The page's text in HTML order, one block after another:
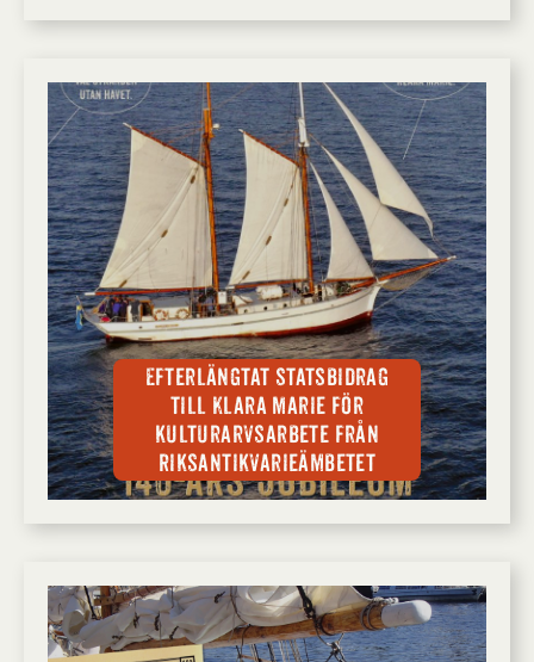
Efterlängtat statsbidrag
till Klara Marie för
kulturarvsarbete från
Riksantikvarieämbetet